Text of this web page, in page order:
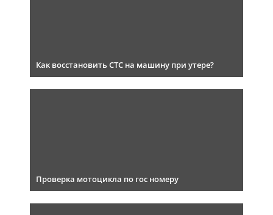
Как восстановить СТС на машину при утере?
Проверка мотоцикла по гос номеру